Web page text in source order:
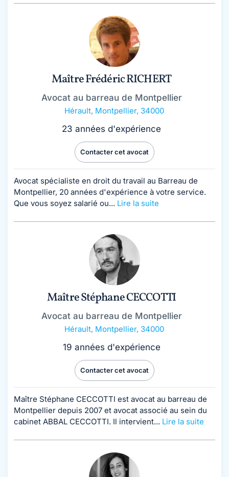
Maître Frédéric RICHERT
Avocat au barreau de Montpellier
Hérault, Montpellier, 34000
23 années d'expérience
Contacter cet avocat
Avocat spécialiste en droit du travail au Barreau de
Montpellier, 20 années d'expérience à votre service.
Que vous soyez salarié ou... Lire la suite
Maître Stéphane CECCOTTI
Avocat au barreau de Montpellier
Hérault, Montpellier, 34000
19 années d'expérience
Contacter cet avocat
Maître Stéphane CECCOTTI est avocat au barreau de
Montpellier depuis 2007 et avocat associé au sein du
cabinet ABBAL CECCOTTI. Il intervient... Lire la suite